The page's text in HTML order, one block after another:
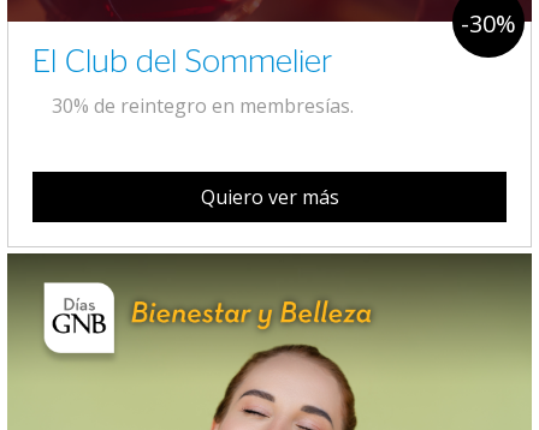
-30%
El Club del Sommelier
30% de reintegro en membresías.
Quiero ver más